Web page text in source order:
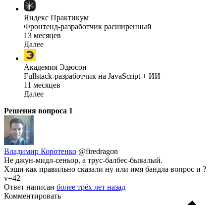
Яндекс Практикум
Фронтенд-разработчик расширенный
13 месяцев
Далее
Академия Эдюсон
Fullstack-разработчик на JavaScript + ИИ
11 месяцев
Далее
Решения вопроса 1
Владимир Коротенко @firedragon
Не джун-мидл-сеньор, а трус-балбес-бывалый.
Хэши как правильно сказали ну или имя бандла вопрос и ?
v=42
Ответ написан более трёх лет назад
Комментировать